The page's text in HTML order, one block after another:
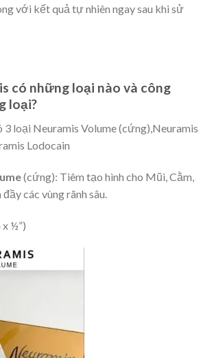
với kết quả tự nhiên ngay sau khi sử
có những loại nào và công
loại?
3 loại Neuramis Volume (cứng),Neuramis
Lodocain
(cứng): Tiêm tạo hình cho Mũi, Cằm,
các vùng rãnh sâu.
x ½”)